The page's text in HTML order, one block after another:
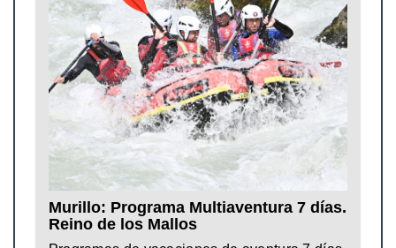
Murillo: Programa Multiaventura 7 días.
Reino de los Mallos